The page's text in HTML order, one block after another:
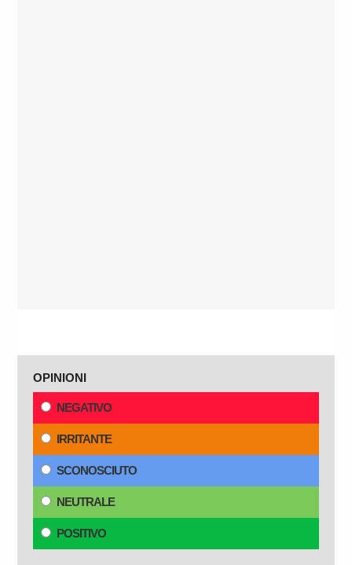
OPINIONI
NEGATIVO
IRRITANTE
SCONOSCIUTO
NEUTRALE
POSITIVO